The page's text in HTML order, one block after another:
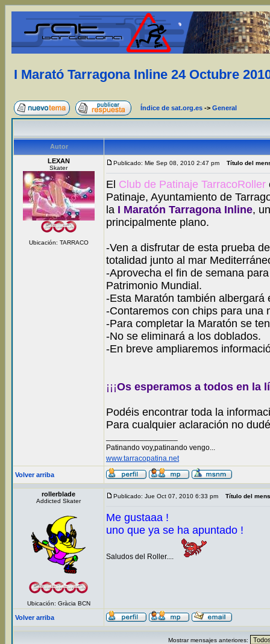
I Marató Tarragona Inline 24 Octubre
Índice de sat.org.es -> General
Autor
LEXAN
Skater
Ubicación: TARRACO
Publicado: Mie Sep 08, 2010 2:47 pm Título del
El Club de Patinaje TarracoRoller
Patinaje, Ayuntamiento de
la I Maratón Tarragona Inline,
principalmente plano.
-Ven a disfrutar de esta prueba
totalidad junto al mar
-Aprovecha el fin de semana
Patrimonio Mundial.
-Esta Maratón también
-Contaremos con chips para una
-Para completar la Maratón se
-No se eliminará a los doblados.
-En breve ampliaremos
¡¡¡Os esperamos a todos en la
Podéis encontrar toda la
Para cualquier aclaración no
Patinando voy,patinando vengo...
www.tarracopatina.net
Volver arriba
rollerblade
Addicted Skater
Ubicación: Gràcia BCN
Publicado: Jue Oct 07, 2010 6:33 pm Título del
Me gustaaa !
uno que ya se ha apuntado !
Saludos del Roller....
Volver arriba
Mostrar mensajes anteriores: